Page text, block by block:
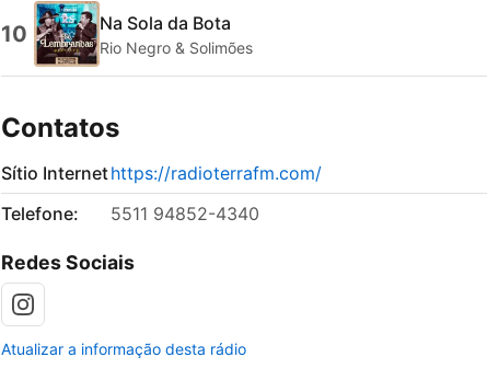
10 Na Sola da Bota
Rio Negro & Solimões
Contatos
Sítio Internethttps://radioterrafm.com/
Telefone:
5511 94852-4340
Redes Sociais
Atualizar a informação desta rádio